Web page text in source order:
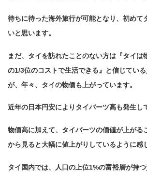
待ちに待った海外旅行が可能となり、初めて
いと思います。
まだ、タイを訪れたことのない方は『タイは
の1/3位のコストで生活できる』と信じてい
が、年々、タイの物価も上がっています。
近年の日本円安によりタイバーツ高も発生し
物価高に加えて、タイバーツの価値が上がる
から見ると大幅に値上がりしているように感
タイ国内では、人口の上位1%の富裕層が持